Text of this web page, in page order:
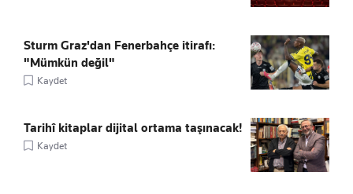
Sturm Graz'dan Fenerbahçe itirafı:
"Mümkün değil"
Kaydet
Tarihî kitaplar dijital ortama taşınacak!
Kaydet